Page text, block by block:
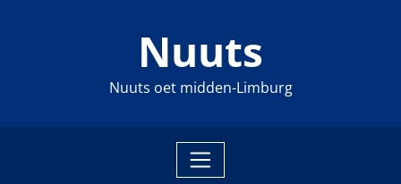
Nuuts
Nuuts oet midden-Limburg